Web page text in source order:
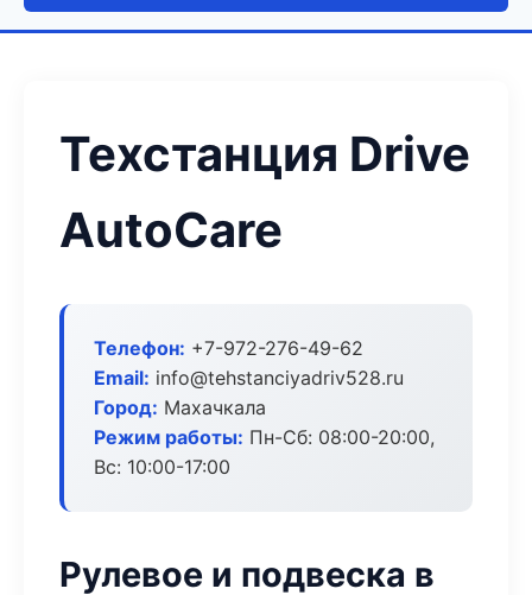
Техстанция Drive
AutoCare
Телефон: +7-972-276-49-62
Email: info@tehstanciyadriv528.ru
Город: Махачкала
Режим работы: Пн-Сб: 08:00-20:00,
Вс: 10:00-17:00
Рулевое и подвеска в